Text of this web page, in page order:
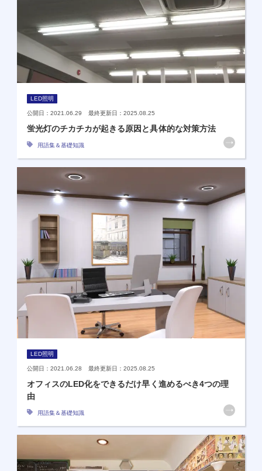
LED照明
公開日：2021.06.29 最終更新日：2025.08.25
蛍光灯のチカチカが起きる原因と具体的な対策方法
用語集＆基礎知識
LED照明
公開日：2021.06.28 最終更新日：2025.08.25
オフィスのLED化をできるだけ早く進めるべき4つの理
由
用語集＆基礎知識